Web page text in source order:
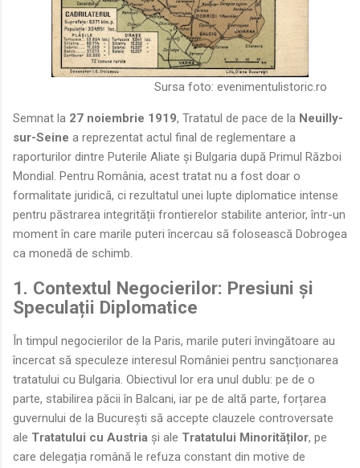
Sursa foto: evenimentulistoric.ro
Semnat la 27 noiembrie 1919, Tratatul de pace de la Neuilly-
sur-Seine a reprezentat actul final de reglementare a
raporturilor dintre Puterile Aliate și Bulgaria după Primul Război
Mondial. Pentru România, acest tratat nu a fost doar o
formalitate juridică, ci rezultatul unei lupte diplomatice intense
pentru păstrarea integrității frontierelor stabilite anterior, într-un
moment în care marile puteri încercau să folosească Dobrogea
ca monedă de schimb.
1. Contextul Negocierilor: Presiuni și
Speculații Diplomatice
În timpul negocierilor de la Paris, marile puteri învingătoare au
încercat să speculeze interesul României pentru sancționarea
tratatului cu Bulgaria. Obiectivul lor era unul dublu: pe de o
parte, stabilirea păcii în Balcani, iar pe de altă parte, forțarea
guvernului de la București să accepte clauzele controversate
ale Tratatului cu Austria și ale Tratatului Minorităților, pe
care delegația română le refuza constant din motive de